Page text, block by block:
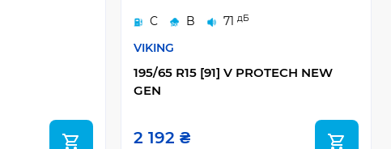
C B 71 дБ
VIKING
195/65 R15 [91] V PROTECH NEW
GEN
2 192 ₴